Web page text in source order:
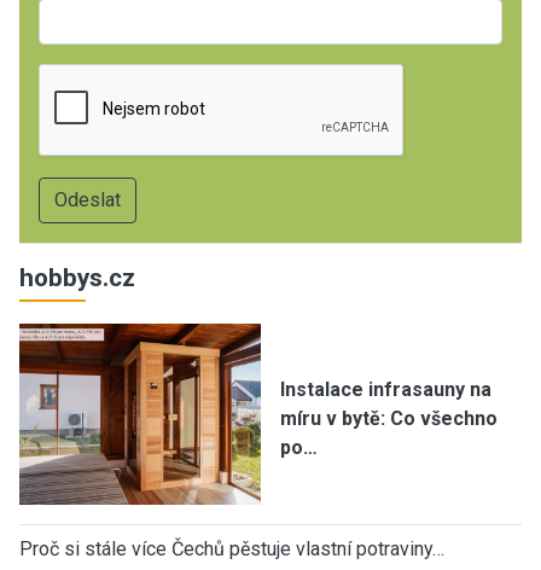
hobbys.cz
Instalace infrasauny na
míru v bytě: Co všechno
po…
Proč si stále více Čechů pěstuje vlastní potraviny…